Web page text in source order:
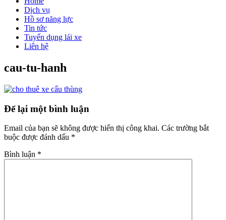
Dịch vụ
Hồ sơ năng lực
Tin tức
Tuyển dụng lái xe
Liên hệ
cau-tu-hanh
Reader
Interactions
Để lại một bình luận
Email của bạn sẽ không được hiển thị công khai. Các trường bắt
buộc được đánh dấu *
Bình luận *